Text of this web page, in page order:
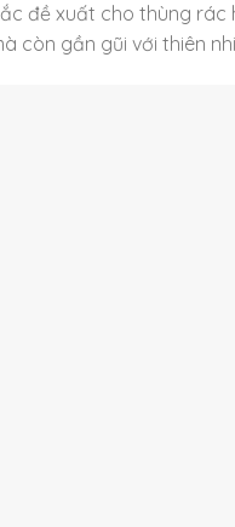
đề xuất cho thùng
còn gần gũi với thiên